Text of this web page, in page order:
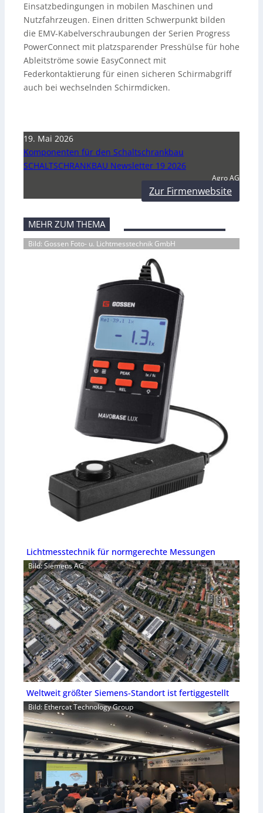
Einsatzbedingungen in mobilen Maschinen und
Nutzfahrzeugen. Einen dritten Schwerpunkt bilden
die EMV-Kabelverschraubungen der Serien Progress
PowerConnect mit platzsparender Presshülse für hohe
Ableitströme sowie EasyConnect mit
Federkontaktierung für einen sicheren Schirmabgriff
auch bei wechselnden Schirmdicken.
19. Mai 2026
Komponenten für den Schaltschrankbau
SCHALTSCHRANKBAU Newsletter 19 2026
Agro AG
Zur Firmenwebsite
MEHR ZUM THEMA
Bild: Gossen Foto- u. Lichtmesstechnik GmbH
Lichtmesstechnik für normgerechte Messungen
Bild: Siemens AG
Weltweit größter Siemens-Standort ist fertiggestellt
Bild: Ethercat Technology Group